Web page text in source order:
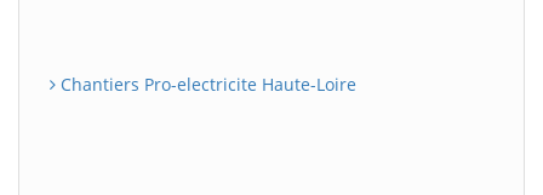
Chantiers Pro-electricite Haute-Loire